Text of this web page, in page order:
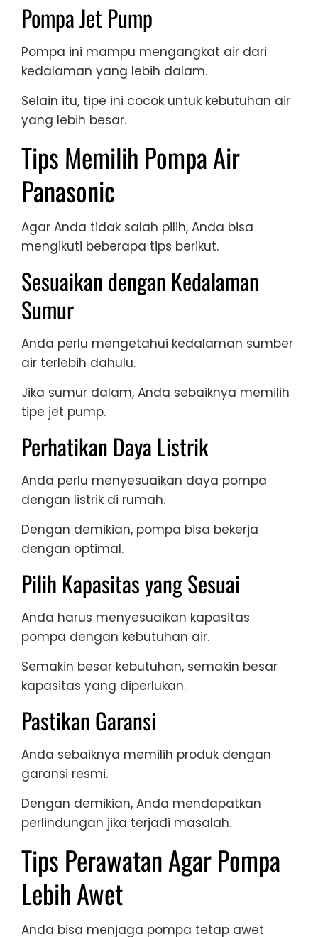
Pompa Jet Pump
Pompa ini mampu mengangkat air dari
kedalaman yang lebih dalam.
Selain itu, tipe ini cocok untuk kebutuhan air
yang lebih besar.
Tips Memilih Pompa Air
Panasonic
Agar Anda tidak salah pilih, Anda bisa
mengikuti beberapa tips berikut.
Sesuaikan dengan Kedalaman
Sumur
Anda perlu mengetahui kedalaman sumber
air terlebih dahulu.
Jika sumur dalam, Anda sebaiknya memilih
tipe jet pump.
Perhatikan Daya Listrik
Anda perlu menyesuaikan daya pompa
dengan listrik di rumah.
Dengan demikian, pompa bisa bekerja
dengan optimal.
Pilih Kapasitas yang Sesuai
Anda harus menyesuaikan kapasitas
pompa dengan kebutuhan air.
Semakin besar kebutuhan, semakin besar
kapasitas yang diperlukan.
Pastikan Garansi
Anda sebaiknya memilih produk dengan
garansi resmi.
Dengan demikian, Anda mendapatkan
perlindungan jika terjadi masalah.
Tips Perawatan Agar Pompa
Lebih Awet
Anda bisa menjaga pompa tetap awet